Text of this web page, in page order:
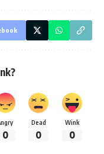
0
Dead
0
Wink
0